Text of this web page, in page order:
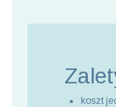
koszt